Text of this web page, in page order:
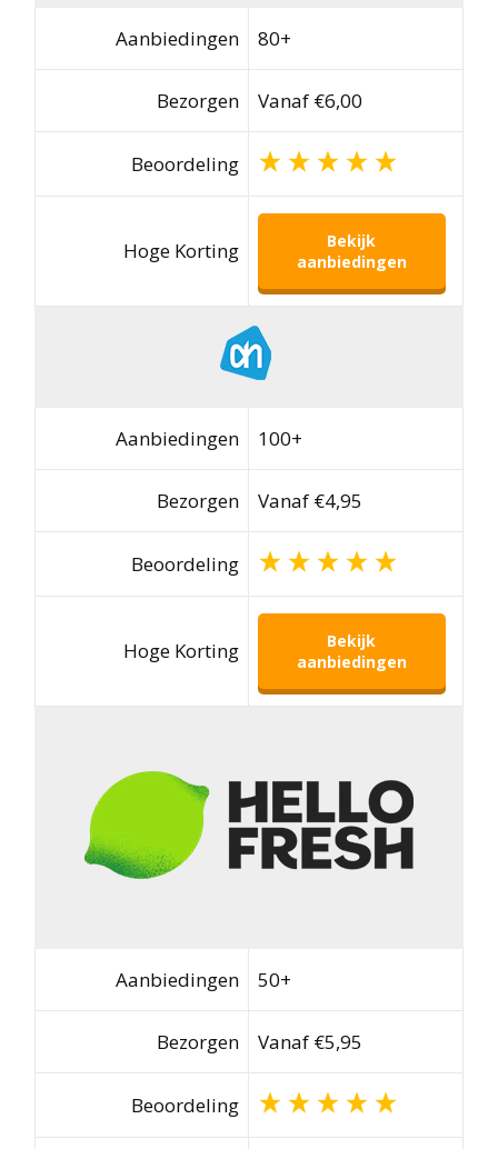
Aanbiedingen 80+
Bezorgen Vanaf €6,00
Beoordeling
Hoge Korting
Bekijk
aanbiedingen
Aanbiedingen 100+
Bezorgen Vanaf €4,95
Beoordeling
Hoge Korting
Bekijk
aanbiedingen
Aanbiedingen 50+
Bezorgen Vanaf €5,95
Beoordeling